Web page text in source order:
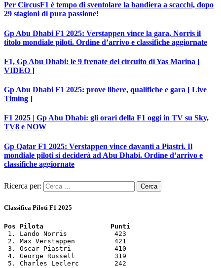
Per CircusF1 è tempo di sventolare la bandiera a scacchi, dopo
29 stagioni di pura passione!
Gp Abu Dhabi F1 2025: Verstappen vince la gara, Norris il
titolo mondiale piloti. Ordine d’arrivo e classifiche aggiornate
F1, Gp Abu Dhabi: le 9 frenate del circuito di Yas Marina [
VIDEO ]
Gp Abu Dhabi F1 2025: prove libere, qualifiche e gara [ Live
Timing ]
F1 2025 | Gp Abu Dhabi: gli orari della F1 oggi in TV su Sky,
TV8 e NOW
Gp Qatar F1 2025: Verstappen vince davanti a Piastri. Il
mondiale piloti si deciderà ad Abu Dhabi. Ordine d’arrivo e
classifiche aggiornate
Ricerca per:
Classifica Piloti F1 2025
Pos Pilota                 Punti
1. Lando Norris            423
2. Max Verstappen          421
3. Oscar Piastri           410
4. George Russell          319
5. Charles Leclerc         242